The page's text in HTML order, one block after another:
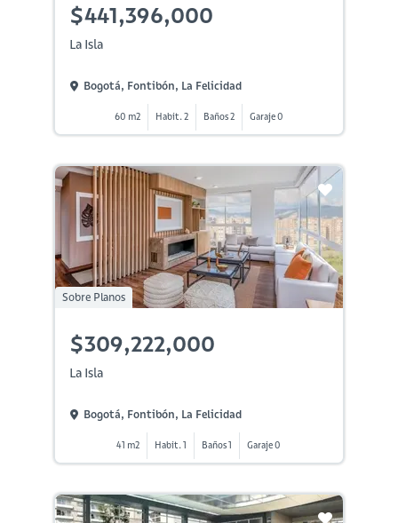
$441,396,000
La Isla
Bogotá, Fontibón, La Felicidad
60 m2 Habit. 2 Baños 2 Garaje 0
Sobre Planos
$309,222,000
La Isla
Bogotá, Fontibón, La Felicidad
41 m2 Habit. 1 Baños 1 Garaje 0